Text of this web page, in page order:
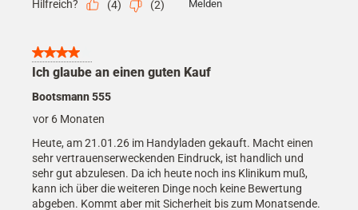
Hilfreich? (4) (2) Melden
4 von 5 Sternen.
Ich glaube an einen guten Kauf
Bootsmann 555
vor 6 Monaten
Heute, am 21.01.26 im Handyladen gekauft. Macht einen
sehr vertrauenserweckenden Eindruck, ist handlich und
sehr gut abzulesen. Da ich heute noch ins Klinikum muß,
kann ich über die weiteren Dinge noch keine Bewertung
abgeben. Kommt aber mit Sicherheit bis zum Monatsende.